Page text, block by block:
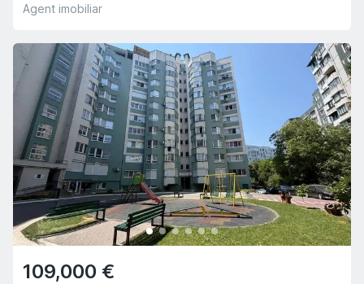
Agent imobiliar
109,000 €